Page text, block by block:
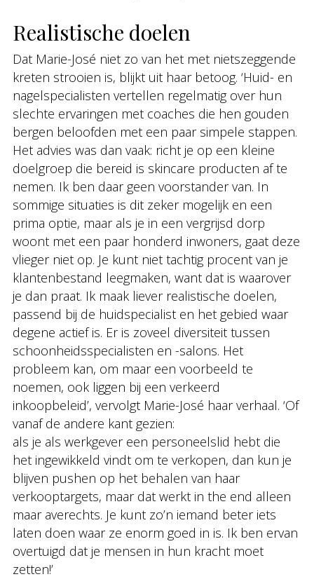
Realistische doelen
Dat Marie-José niet zo van het met nietszeggende
kreten strooien is, blijkt uit haar betoog. ‘Huid- en
nagelspecialisten vertellen regelmatig over hun
slechte ervaringen met coaches die hen gouden
bergen beloofden met een paar simpele stappen.
Het advies was dan vaak: richt je op een kleine
doelgroep die bereid is skincare producten af te
nemen. Ik ben daar geen voorstander van. In
sommige situaties is dit zeker mogelijk en een
prima optie, maar als je in een vergrijsd dorp
woont met een paar honderd inwoners, gaat deze
vlieger niet op. Je kunt niet tachtig procent van je
klantenbestand leegmaken, want dat is waarover
je dan praat. Ik maak liever realistische doelen,
passend bij de huidspecialist en het gebied waar
degene actief is. Er is zoveel diversiteit tussen
schoonheidsspecialisten en -salons. Het
probleem kan, om maar een voorbeeld te
noemen, ook liggen bij een verkeerd
inkoopbeleid’, vervolgt Marie-José haar verhaal. ‘Of
vanaf de andere kant gezien:
als je als werkgever een personeelslid hebt die
het ingewikkeld vindt om te verkopen, dan kun je
blijven pushen op het behalen van haar
verkooptargets, maar dat werkt in the end alleen
maar averechts. Je kunt zo’n iemand beter iets
laten doen waar ze enorm goed in is. Ik ben ervan
overtuigd dat je mensen in hun kracht moet
zetten!’